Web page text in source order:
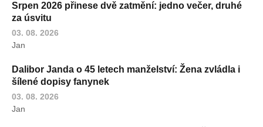
Srpen 2026 přinese dvě zatmění: jedno večer, druhé
za úsvitu
03. 08. 2026
Jan
Dalibor Janda o 45 letech manželství: Žena zvládla i
šílené dopisy fanynek
03. 08. 2026
Jan